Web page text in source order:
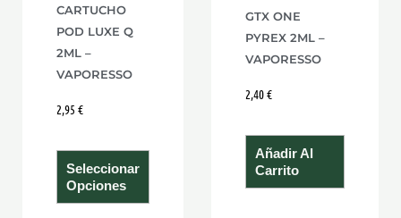
CARTUCHO
POD LUXE Q
2ML –
VAPORESSO
2,95 €
Seleccionar
Opciones
GTX ONE
PYREX 2ML –
VAPORESSO
2,40€
Añadir Al
Carrito